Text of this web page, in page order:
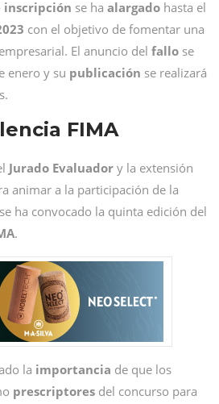
inscripción se ha alargado hasta el
con el objetivo de fomentar una
empresarial. El anuncio del fallo se
enero y su publicación se realizará
FIMA
Jurado Evaluador y la extensión
animar a la participación de la
ha convocado la quinta edición del
.
la importancia de que los
prescriptores del concurso para